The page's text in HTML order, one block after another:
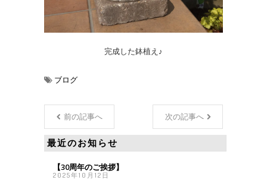
完成した鉢植え♪
ブログ
前の記事へ 次の記事へ
最近のお知らせ
【30周年のご挨拶】
2025年10月12日